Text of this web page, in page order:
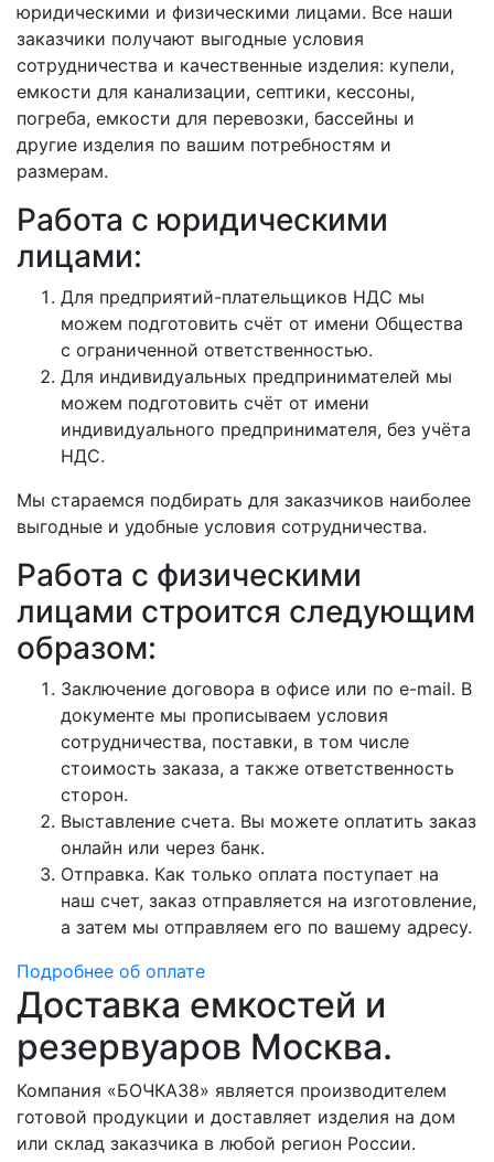
юридическими и физическими лицами. Все наши
заказчики получают выгодные условия
сотрудничества и качественные изделия: купели,
емкости для канализации, септики, кессоны,
погреба, емкости для перевозки, бассейны и
другие изделия по вашим потребностям и
размерам.
Работа с юридическими
лицами:
Для предприятий-плательщиков НДС мы
можем подготовить счёт от имени Общества
с ограниченной ответственностью.
Для индивидуальных предпринимателей мы
можем подготовить счёт от имени
индивидуального предпринимателя, без учёта
НДС.
Мы стараемся подбирать для заказчиков наиболее
выгодные и удобные условия сотрудничества.
Работа с физическими
лицами строится следующим
образом:
Заключение договора в офисе или по e-mail. В
документе мы прописываем условия
сотрудничества, поставки, в том числе
стоимость заказа, а также ответственность
сторон.
Выставление счета. Вы можете оплатить заказ
онлайн или через банк.
Отправка. Как только оплата поступает на
наш счет, заказ отправляется на изготовление,
а затем мы отправляем его по вашему адресу.
Подробнее об оплате
Доставка емкостей и
резервуаров Москва.
Компания «БОЧКА38» является производителем
готовой продукции и доставляет изделия на дом
или склад заказчика в любой регион России.